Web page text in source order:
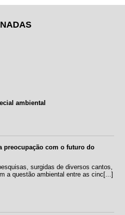
ambiental
preocupação com o futuro do
surgidas de diversos cantos,
a questão ambiental entre as cinc[...]